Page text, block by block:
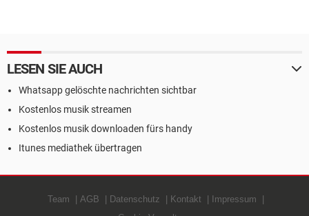
LESEN SIE AUCH
Whatsapp gelöschte nachrichten sichtbar
Kostenlos musik streamen
Kostenlos musik downloaden fürs handy
Itunes mediathek übertragen
Team AGB Datenschutz Kontakt
Impressum